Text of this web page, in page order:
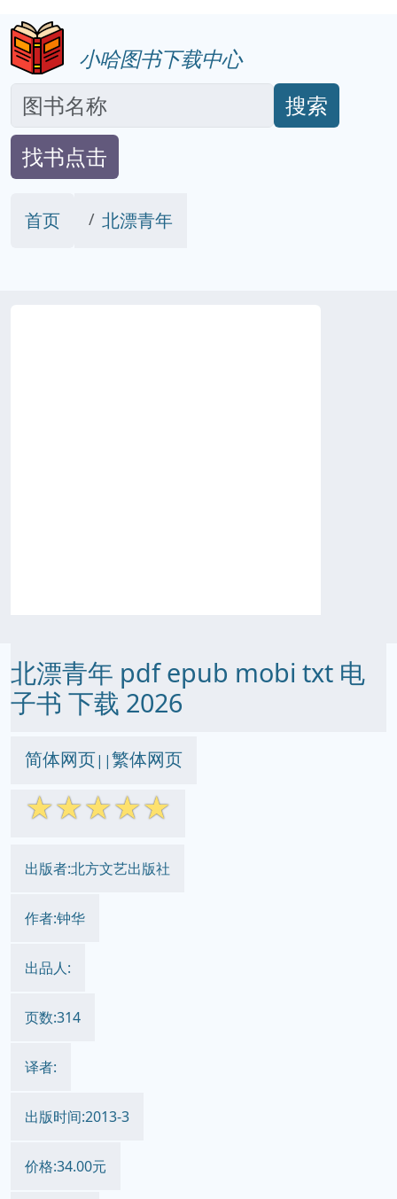
小哈图书下载中心
搜索
找书点击
首页 北漂青年
北漂青年 pdf epub mobi txt 电
子书 下载 2026
简体网页||繁体网页
☆☆☆☆☆
出版者:北方文艺出版社
作者:钟华
出品人:
页数:314
译者:
出版时间:2013-3
价格:34.00元